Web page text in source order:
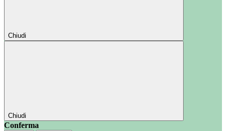
Chiudi
Chiudi
Conferma